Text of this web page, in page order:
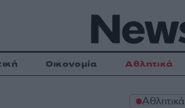
Οικονομία Αθλητικά
Αθλητικά